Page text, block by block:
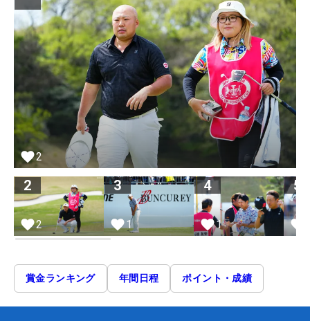
2
2
2
3
1
4
1
5
賞金ランキング 年間日程 ポイント・成績